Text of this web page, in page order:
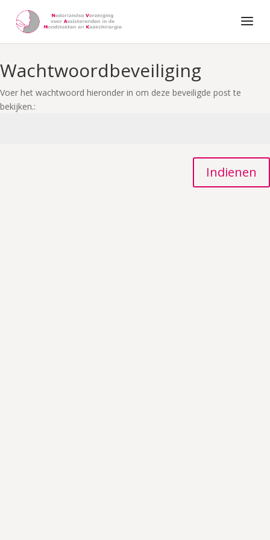
Wachtwoordbeveiliging
Voer het wachtwoord hieronder in om deze beveiligde post te
bekijken.:
Indienen